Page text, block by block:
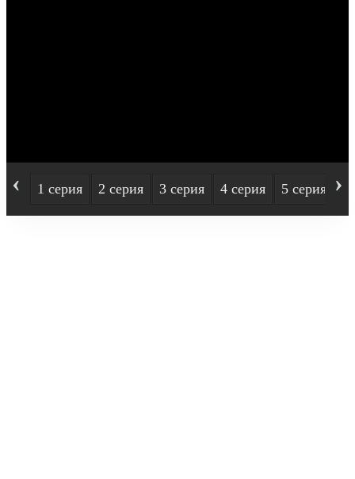
‹ 1 серия 2 серия 3 серия 4 серия 5 серия ›